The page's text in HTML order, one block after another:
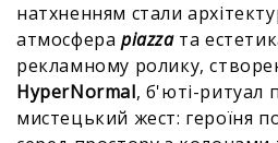
натхненням стали
атмосфера piazzaта
рекламному ролику,
HyperNormal, б'юті-ритуал
мистецький жест: героїня